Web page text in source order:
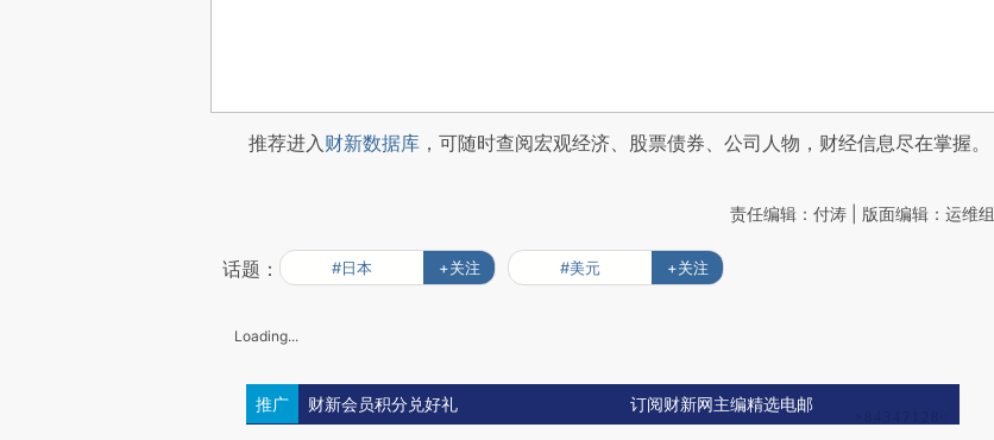
推荐进入财新数据库 ，可随时查阅宏观经济、股票债券、公司人物，财经信息尽在掌握。
责任编辑：付涛 | 版面编辑：运维组
话题： #日本 +关注 #美元 +关注
Loading...
推广 财新会员积分兑好礼 订阅财新网主编精选电邮